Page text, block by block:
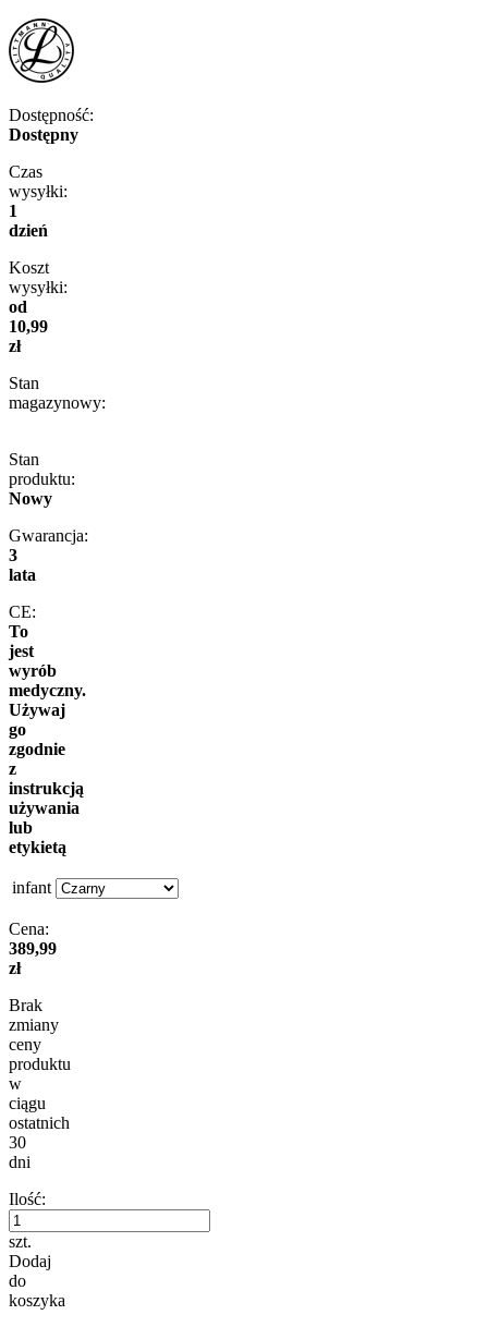
Dostępność:
Dostępny
Czas
wysyłki:
1
dzień
Koszt
wysyłki:
od
10,99
zł
Stan
magazynowy:
Stan
produktu:
Nowy
Gwarancja:
3
lata
CE:
To
jest
wyrób
medyczny.
Używaj
go
zgodnie
z
instrukcją
używania
lub
etykietą
infant
Cena:
389,99
zł
Brak
zmiany
ceny
produktu
w
ciągu
ostatnich
30
dni
Ilość:
szt.
Dodaj
do
koszyka